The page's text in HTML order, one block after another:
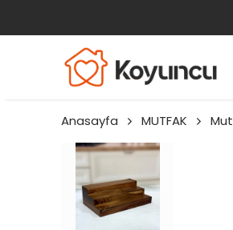
Anasayfa MUTFAK